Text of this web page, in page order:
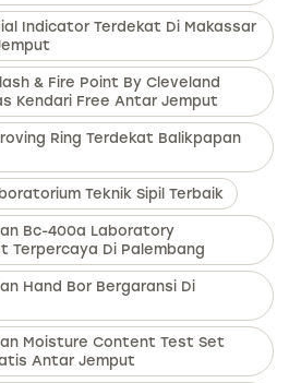
Indicator Terdekat Di Makassar
& Fire Point By Cleveland
Kendari Free Antar Jemput
Ring Terdekat Balikpapan
Teknik Sipil Terbaik
Bc-400a Laboratory
Terpercaya Di Palembang
Hand Bor Bergaransi Di
Moisture Content Test Set
Antar Jemput